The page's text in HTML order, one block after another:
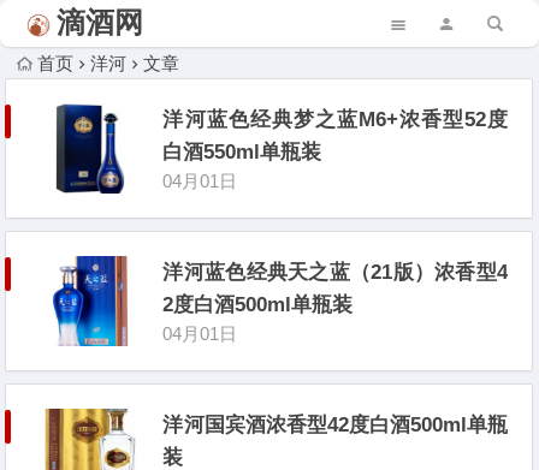
滴酒网
首页 洋河 文章
洋河蓝色经典梦之蓝M6+浓香型52度
白酒550ml单瓶装
04月01日
洋河蓝色经典天之蓝（21版）浓香型4
2度白酒500ml单瓶装
04月01日
洋河国宾酒浓香型42度白酒500ml单瓶
装